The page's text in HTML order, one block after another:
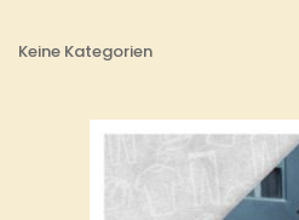
Keine Kategorien